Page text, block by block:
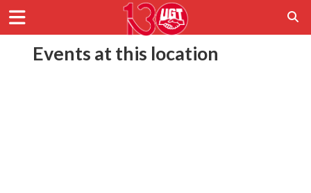
Events at this location